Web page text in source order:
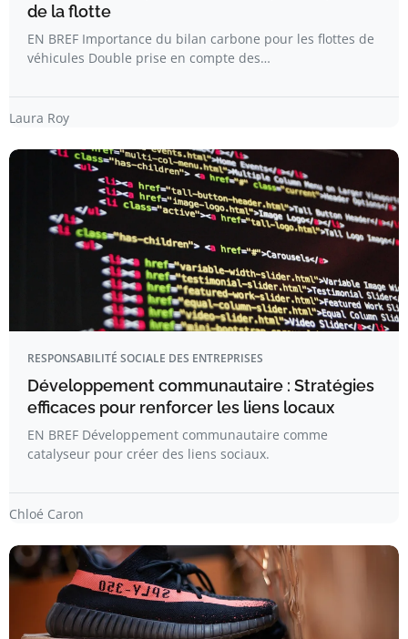
de la flotte
EN BREF Importance du bilan carbone pour les flottes de
véhicules Double prise en compte des…
Laura Roy
RESPONSABILITÉ SOCIALE DES ENTREPRISES
Développement communautaire : Stratégies
efficaces pour renforcer les liens locaux
EN BREF Développement communautaire comme
catalyseur pour créer des liens sociaux.
Chloé Caron